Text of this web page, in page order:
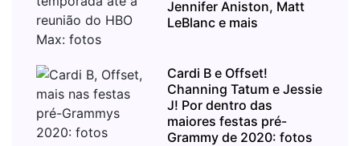
Jennifer Aniston, Matt
LeBlanc e mais
Cardi B e Offset!
Channing Tatum e Jessie
J! Por dentro das
maiores festas pré-
Grammy de 2020: fotos